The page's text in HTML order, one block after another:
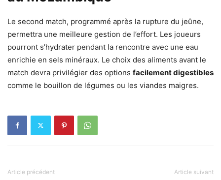
Le second match, programmé après la rupture du jeûne,
permettra une meilleure gestion de l’effort. Les joueurs
pourront s’hydrater pendant la rencontre avec une eau
enrichie en sels minéraux. Le choix des aliments avant le
match devra privilégier des options facilement digestibles
comme le bouillon de légumes ou les viandes maigres.
Article précédent Article suivant